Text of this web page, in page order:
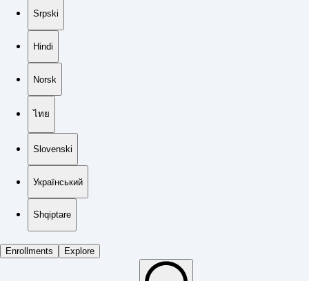
Srpski
Hindi
Norsk
ไทย
Slovenski
Український
Shqiptare
Enrollments Explore